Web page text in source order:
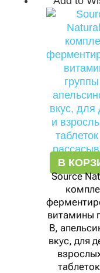
В
Source
витамины
B,
вкус, для